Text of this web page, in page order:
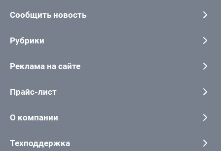
Сообщить новость
Рубрики
Реклама на сайте
Прайс-лист
О компании
Техподдержка